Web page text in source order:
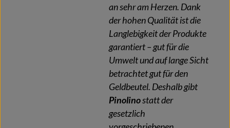
an sehr am Herzen. Dank
der hohen Qualität ist die
Langlebigkeit der Produkte
garantiert – gut für die
Umwelt und auf lange Sicht
betrachtet gut für den
Geldbeutel. Deshalb gibt
Pinolinostatt der
gesetzlich